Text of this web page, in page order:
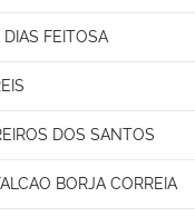
FEITOSA
DOS SANTOS
BORJA CORREIA